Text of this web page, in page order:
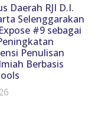
Daerah RJI D.I.
Selenggarakan
#9 sebagai
Penulisan
Berbasis